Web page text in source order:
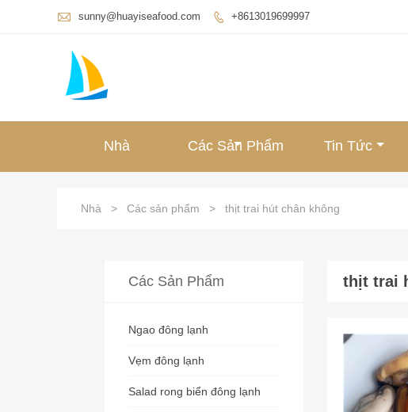
 sunny@huayiseafood.com  +8613019699997
Nhà Các Sản Phẩm Tin Tức
Nhà > Các sản phẩm > thịt trai hút chân không
thịt trai
Các Sản Phẩm
Ngao đông lạnh
Vẹm đông lạnh
Salad rong biển đông lạnh